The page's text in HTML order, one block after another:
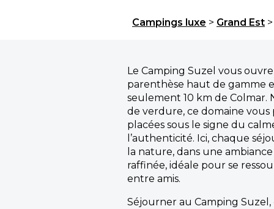
Campings luxe > Grand Est >
Le Camping Suzel vous
parenthèse haut de gamme
seulement 10 km de Colmar.
de verdure, ce domaine vous
placées sous le signe du
l’authenticité. Ici, chaque
la nature, dans une
raffinée, idéale pour se
entre amis.
Séjourner au Camping Suzel,